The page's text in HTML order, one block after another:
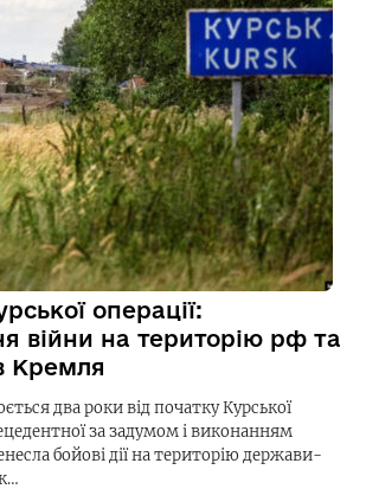
операції:
війни на територію рф та
Кремля
два роки від початку Курської
за задумом і виконанням
бойові дії на територію держави-